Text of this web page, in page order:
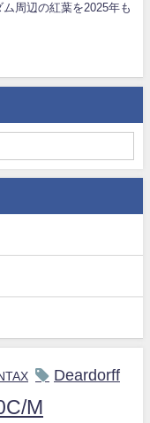
周辺の紅葉を2025年も
Deardorff
M